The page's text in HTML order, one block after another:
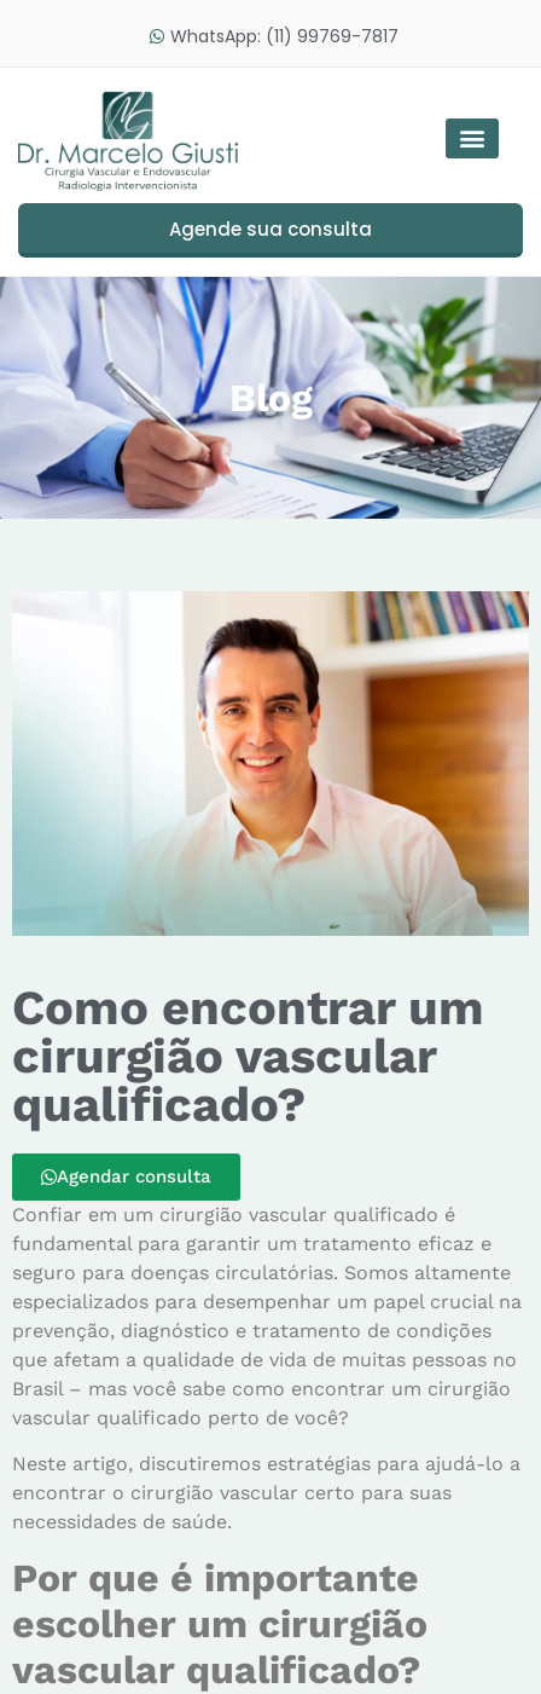
WhatsApp: (11) 99769-7817
Agende sua consulta
Blog
Como encontrar um
cirurgião vascular
qualificado?
Agendar consulta
Confiar em um cirurgião vascular qualificado é
fundamental para garantir um tratamento eficaz e
seguro para doenças circulatórias. Somos altamente
especializados para desempenhar um papel crucial na
prevenção, diagnóstico e tratamento de condições
que afetam a qualidade de vida de muitas pessoas no
Brasil – mas você sabe como encontrar um cirurgião
vascular qualificado perto de você?
Neste artigo, discutiremos estratégias para ajudá-lo a
encontrar o cirurgião vascular certo para suas
necessidades de saúde.
Por que é importante
escolher um cirurgião
vascular qualificado?